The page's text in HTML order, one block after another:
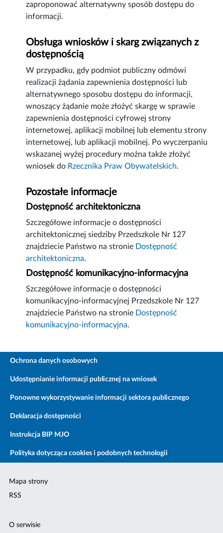
zaproponować alternatywny sposób dostępu do
informacji.
Obsługa wniosków i skarg związanych z
dostępnością
W przypadku, gdy podmiot publiczny odmówi
realizacji żądania zapewnienia dostępności lub
alternatywnego sposobu dostępu do informacji,
wnoszący żądanie może złożyć skargę w sprawie
zapewnienia dostępności cyfrowej strony
internetowej, aplikacji mobilnej lub elementu strony
internetowej, lub aplikacji mobilnej. Po wyczerpaniu
wskazanej wyżej procedury można także złożyć
wniosek do Rzecznika Praw Obywatelskich.
Pozostałe informacje
Dostępność architektoniczna
Szczegółowe informacje o dostępności
architektonicznej siedziby Przedszkole Nr 127
znajdziecie Państwo na stronie Dostępność
architektoniczna.
Dostępność komunikacyjno-informacyjna
Szczegółowe informacje o dostępności
komunikacyjno-informacyjnej Przedszkole Nr 127
znajdziecie Państwo na stronie Dostępność
komunikacyjno-informacyjna.
Ochrona danych osobowych
Udostępnianie informacji publicznej na wniosek
Ponowne wykorzystywanie informacji sektora publicznego
Deklaracja dostępności
Instrukcja BIP MJO
Polityka dotycząca cookies i podobnych technologii
Mapa strony
RSS
O serwisie